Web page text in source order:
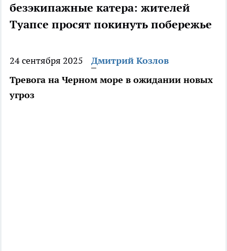
безэкипажные катера: жителей
Туапсе просят покинуть побережье
24 сентября 2025
Дмитрий Козлов
Тревога на Черном море в ожидании новых
угроз